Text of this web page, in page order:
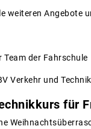
weiteren Angebote
Verkehr und
für